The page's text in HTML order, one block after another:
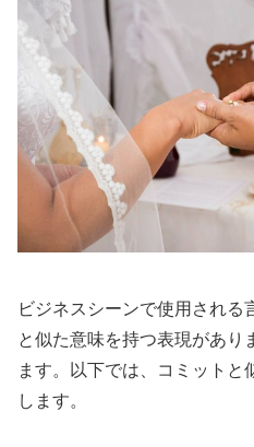
ビジネスシーンで使用される
と似た意味を持つ表現があり
ます。以下では、コミットと
します。